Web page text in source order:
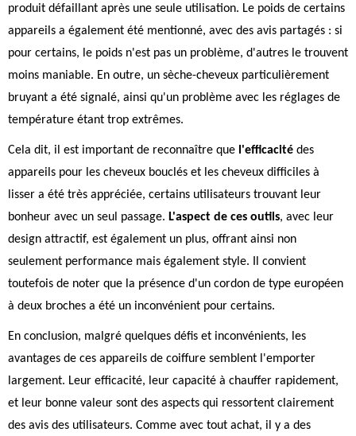
produit défaillant après une seule utilisation. Le poids de certains
appareils a également été mentionné, avec des avis partagés : si
pour certains, le poids n'est pas un problème, d'autres le trouvent
moins maniable. En outre, un sèche-cheveux particulièrement
bruyant a été signalé, ainsi qu'un problème avec les réglages de
température étant trop extrêmes.
Cela dit, il est important de reconnaître que l'efficacité des
appareils pour les cheveux bouclés et les cheveux difficiles à
lisser a été très appréciée, certains utilisateurs trouvant leur
bonheur avec un seul passage. L'aspect de ces outils, avec leur
design attractif, est également un plus, offrant ainsi non
seulement performance mais également style. Il convient
toutefois de noter que la présence d'un cordon de type européen
à deux broches a été un inconvénient pour certains.
En conclusion, malgré quelques défis et inconvénients, les
avantages de ces appareils de coiffure semblent l'emporter
largement. Leur efficacité, leur capacité à chauffer rapidement,
et leur bonne valeur sont des aspects qui ressortent clairement
des avis des utilisateurs. Comme avec tout achat, il y a des